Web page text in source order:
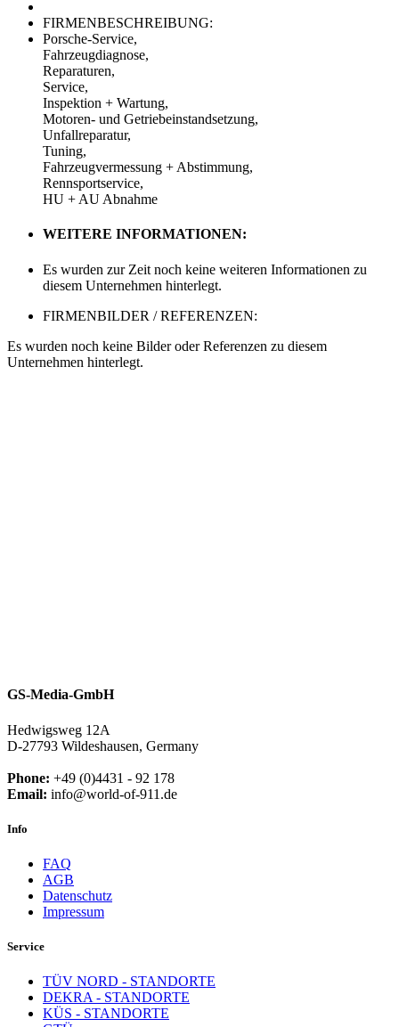
FIRMENBESCHREIBUNG:
Porsche-Service,
Fahrzeugdiagnose,
Reparaturen,
Service,
Inspektion + Wartung,
Motoren- und Getriebeinstandsetzung,
Unfallreparatur,
Tuning,
Fahrzeugvermessung + Abstimmung,
Rennsportservice,
HU + AU Abnahme
WEITERE INFORMATIONEN:
Es wurden zur Zeit noch keine weiteren Informationen zu
diesem Unternehmen hinterlegt.
FIRMENBILDER / REFERENZEN:
Es wurden noch keine Bilder oder Referenzen zu diesem
Unternehmen hinterlegt.
GS-Media-GmbH
Hedwigsweg 12A
D-27793 Wildeshausen, Germany
Phone: +49 (0)4431 - 92 178
Email: info@world-of-911.de
Info
FAQ
AGB
Datenschutz
Impressum
Service
TÜV NORD - STANDORTE
DEKRA - STANDORTE
KÜS - STANDORTE